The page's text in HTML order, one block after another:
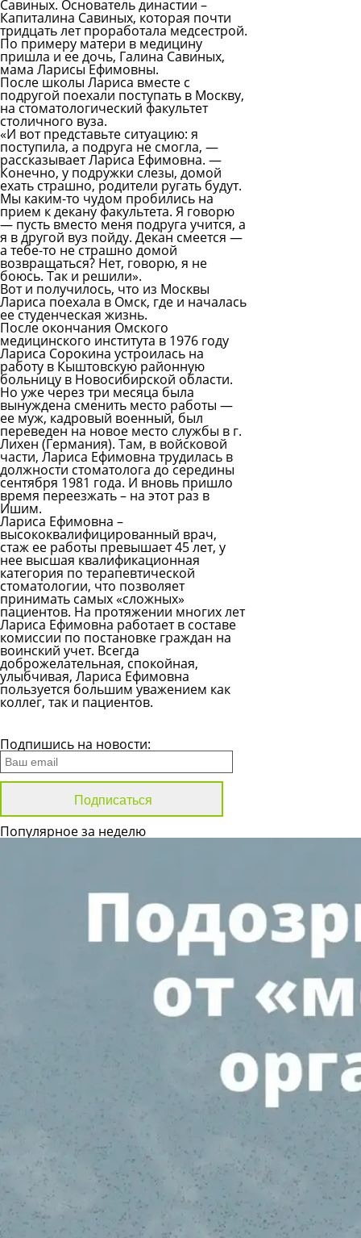
Савиных. Основатель династии –
Капиталина Савиных, которая почти
тридцать лет проработала медсестрой.
По примеру матери в медицину
пришла и ее дочь, Галина Савиных,
мама Ларисы Ефимовны.
После школы Лариса вместе с
подругой поехали поступать в Москву,
на стоматологический факультет
столичного вуза.
«И вот представьте ситуацию: я
поступила, а подруга не смогла, —
рассказывает Лариса Ефимовна. —
Конечно, у подружки слезы, домой
ехать страшно, родители ругать будут.
Мы каким-то чудом пробились на
прием к декану факультета. Я говорю
— пусть вместо меня подруга учится, а
я в другой вуз пойду. Декан смеется —
а тебе-то не страшно домой
возвращаться? Нет, говорю, я не
боюсь. Так и решили».
Вот и получилось, что из Москвы
Лариса поехала в Омск, где и началась
ее студенческая жизнь.
После окончания Омского
медицинского института в 1976 году
Лариса Сорокина устроилась на
работу в Кыштовскую районную
больницу в Новосибирской области.
Но уже через три месяца была
вынуждена сменить место работы —
ее муж, кадровый военный, был
переведен на новое место службы в г.
Лихен (Германия). Там, в войсковой
части, Лариса Ефимовна трудилась в
должности стоматолога до середины
сентября 1981 года. И вновь пришло
время переезжать – на этот раз в
Ишим.
Лариса Ефимовна –
высококвалифицированный врач,
стаж ее работы превышает 45 лет, у
нее высшая квалификационная
категория по терапевтической
стоматологии, что позволяет
принимать самых «сложных»
пациентов. На протяжении многих лет
Лариса Ефимовна работает в составе
комиссии по постановке граждан на
воинский учет. Всегда
доброжелательная, спокойная,
улыбчивая, Лариса Ефимовна
пользуется большим уважением как
коллег, так и пациентов.
Подпишись на новости:
Популярное за неделю